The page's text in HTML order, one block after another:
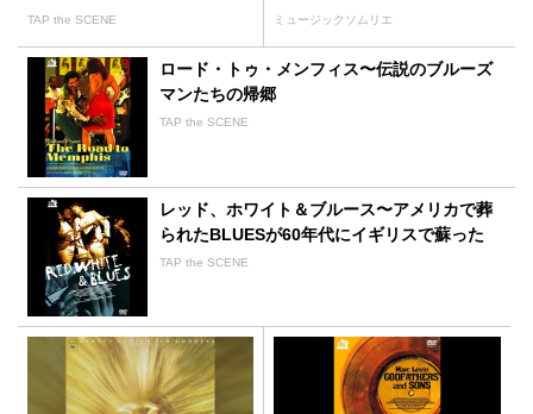
TAP the SCENE
た歌うという才能
ミュージックソムリエ
ロード・トゥ・メンフィス〜伝説のブルーズ
マンたちの帰郷
TAP the SCENE
レッド、ホワイト＆ブルース〜アメリカで葬
られたBLUESが60年代にイギリスで蘇った
TAP the SCENE